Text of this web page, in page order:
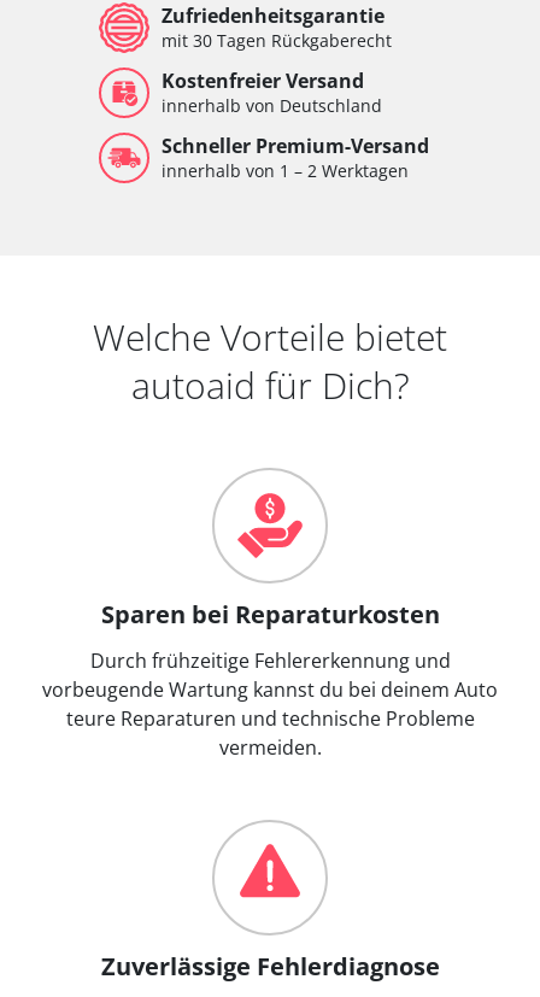
Zufriedenheitsgarantie
mit 30 Tagen Rückgaberecht
Kostenfreier Versand
innerhalb von Deutschland
Schneller Premium-Versand
innerhalb von 1 – 2 Werktagen
Welche Vorteile bietet
autoaid für Dich?
Sparen bei Reparaturkosten
Durch frühzeitige Fehlererkennung und
vorbeugende Wartung kannst du bei deinem Auto
teure Reparaturen und technische Probleme
vermeiden.
Zuverlässige Fehlerdiagnose